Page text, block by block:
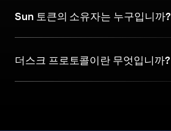
Sun 토큰의 소유자는 누구입니까?
더스크 프로토콜이란 무엇입니까?